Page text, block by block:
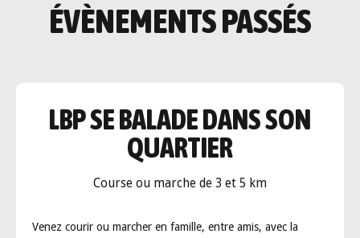
ÉVÈNEMENTS PASSÉS
LBP SE BALADE DANS SON
QUARTIER
Course ou marche de 3 et 5 km
Venez courir ou marcher en famille, entre amis, avec la